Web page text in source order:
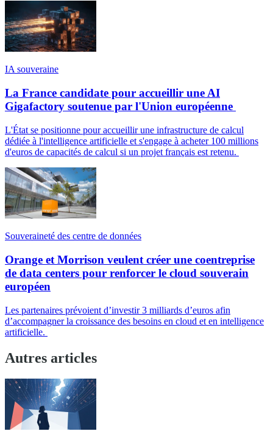
IA souveraine
La France candidate pour accueillir une AI
Gigafactory soutenue par l'Union européenne
L'État se positionne pour accueillir une infrastructure de calcul
dédiée à l'intelligence artificielle et s'engage à acheter 100 millions
d'euros de capacités de calcul si un projet français est retenu.
Souveraineté des centre de données
Orange et Morrison veulent créer une coentreprise
de data centers pour renforcer le cloud souverain
européen
Les partenaires prévoient d’investir 3 milliards d’euros afin
d’accompagner la croissance des besoins en cloud et en intelligence
artificielle.
Autres articles